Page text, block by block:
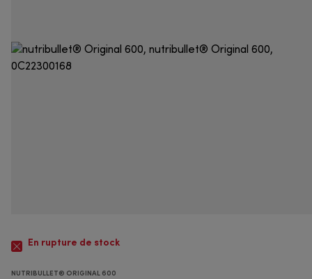
En rupture de stock
NUTRIBULLET® ORIGINAL 600